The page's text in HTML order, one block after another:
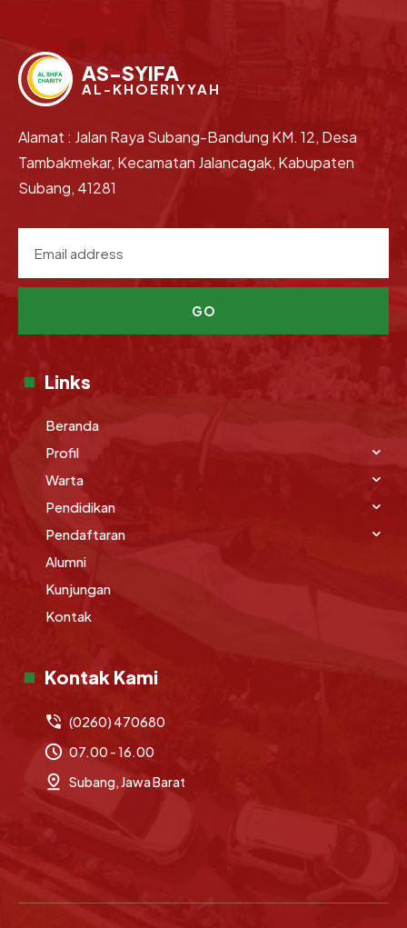
AS-SYIFA
AL-KHOERIYYAH
Alamat : Jalan Raya Subang-Bandung KM. 12, Desa
Tambakmekar, Kecamatan Jalancagak, Kabupaten
Subang, 41281
GO
Links
Beranda
Profil
Warta
Pendidikan
Pendaftaran
Alumni
Kunjungan
Kontak
Kontak Kami
(0260) 470680
07.00 - 16.00
Subang, Jawa Barat